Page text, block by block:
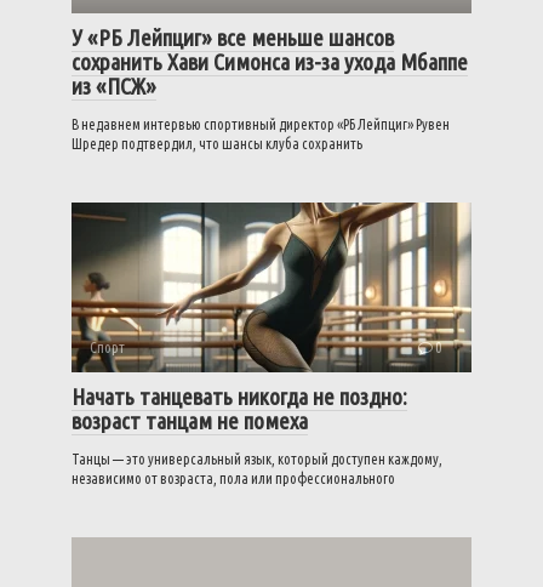
У «РБ Лейпциг» все меньше шансов
сохранить Хави Симонса из-за ухода Мбаппе
из «ПСЖ»
В недавнем интервью спортивный директор «РБ Лейпциг» Рувен
Шредер подтвердил, что шансы клуба сохранить
Спорт 0
Начать танцевать никогда не поздно:
возраст танцам не помеха
Танцы — это универсальный язык, который доступен каждому,
независимо от возраста, пола или профессионального